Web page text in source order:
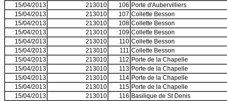
15/04/2013
213010 106 Porte d'Aubervilliers
15/04/2013
213010 107 Collette Besson
15/04/2013
213010 108 Collette Besson
15/04/2013
213010 109 Collette Besson
15/04/2013
213010 110 Collette Besson
15/04/2013
213010 111 Collette Besson
15/04/2013
213010 112 Porte de la Chapelle
15/04/2013
213010 113 Porte de la Chapelle
15/04/2013
213010 114 Porte de la Chapelle
15/04/2013
213010 115 Porte de la Chapelle
15/04/2013
213010 116 Basilique de St Denis